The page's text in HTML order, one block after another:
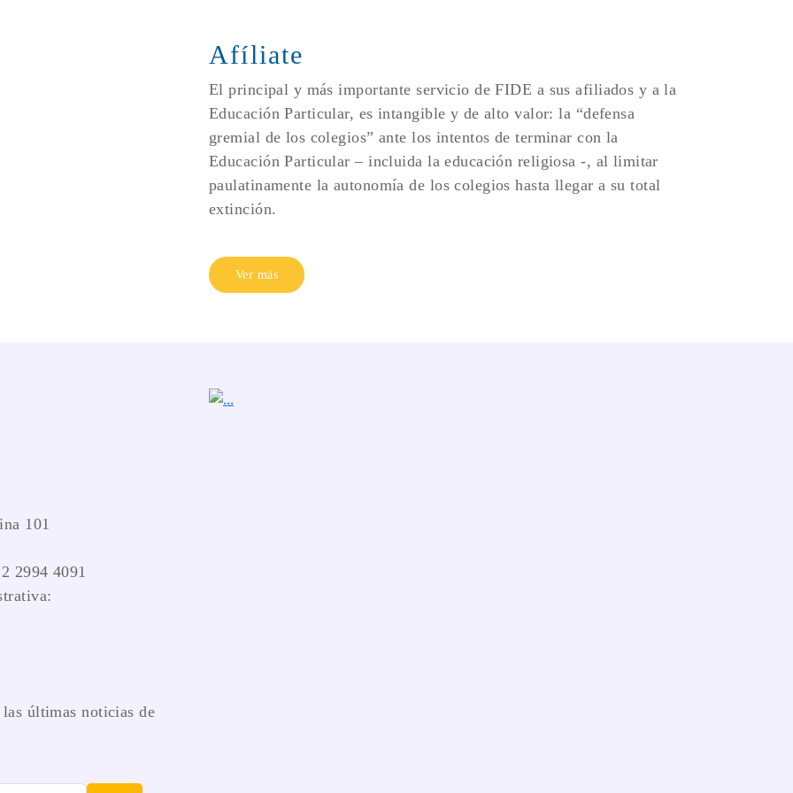
Afíliate
El principal y más importante servicio de FIDE a sus afiliados y a la
Educación Particular, es intangible y de alto valor: la “defensa
gremial de los colegios” ante los intentos de terminar con la
Educación Particular – incluida la educación religiosa -, al limitar
paulatinamente la autonomía de los colegios hasta llegar a su total
extinción.
Ver más
101
2994 4091
últimas noticias de